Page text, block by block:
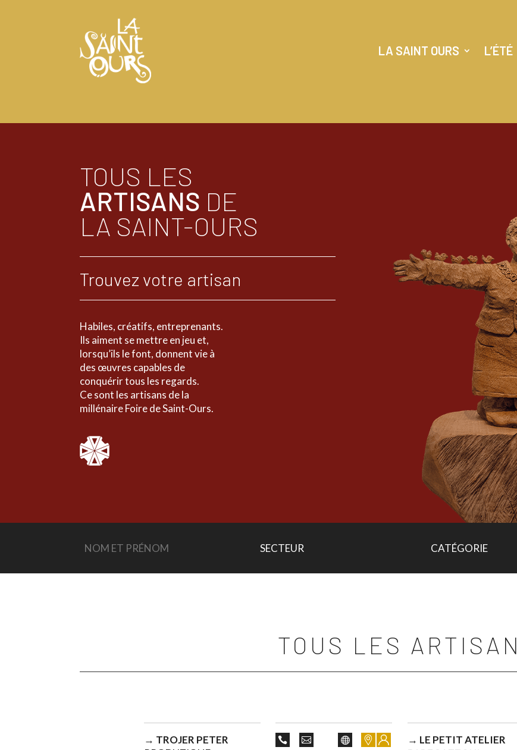
LA SAINT OURS L’ÉTÉ
TOUS LES
ARTISANS DE
LA SAINT-OURS
Trouvez votre artisan
Habiles, créatifs, entreprenants.
Ils aiment se mettre en jeu et,
lorsqu’ils le font, donnent vie à
des œuvres capables de
conquérir tous les regards.
Ce sont les artisans de la
millénaire Foire de Saint-Ours.
TOUS LES ARTISAN
→ TROJER PETER
→ LE PETIT ATELIER